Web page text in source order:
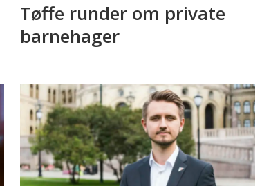
Tøffe runder om private
barnehager